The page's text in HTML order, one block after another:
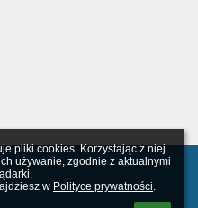
pliki cookies. Korzystając z niej
używanie, zgodnie z aktualnymi
w Polityce prywatności.